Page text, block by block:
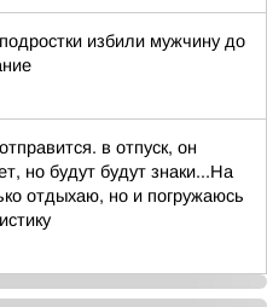
избили мужчину до
в отпуск, он
но будут будут знаки...На
отдыхаю, но и погружаюсь